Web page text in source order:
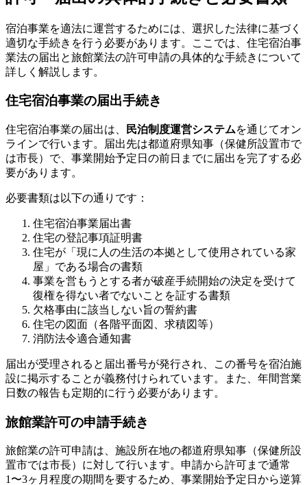
宿泊事業を適法に運営するためには、選択した法律に基づく
適切な手続きを行う必要があります。ここでは、住宅宿泊事
業法の届出と旅館業法の許可申請の具体的な手続きについて
詳しく解説します。
住宅宿泊事業の届出手続き
住宅宿泊事業の届出は、 民泊制度運営システムを通じてオン
ラインで行います。届出先は都道府県知事（保健所設置市で
は市長）で、事業開始予定日の前日までに届出を完了する必
要があります。
必要書類は以下の通りです：
住宅宿泊事業届出書
住宅の登記事項証明書
住宅が「現に人の生活の本拠として使用されている家
屋」である場合の書類
事業を営もうとする者が破産手続開始の決定を受けて
復権を得ない者でないことを証する書類
欠格事由に該当しない旨の誓約書
住宅の図面（各階平面図、求積図等）
消防法令適合通知書
届出が受理されると届出番号が発行され、この番号を宿泊施
設に掲示することが義務付けられています。また、年間営業
日数の報告も定期的に行う必要があります。
旅館業許可の申請手続き
旅館業の許可申請は、施設所在地の都道府県知事（保健所設
置市では市長）に対して行います。申請から許可まで通常
1〜3ヶ月程度の期間を要するため、事業開始予定日から逆算